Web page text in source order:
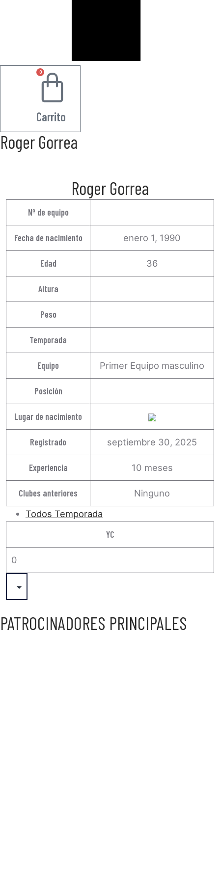
0
Carrito
Roger Gorrea
Roger Gorrea
Nº de equipo
Fecha de nacimiento enero 1, 1990
Edad 36
Altura
Peso
Temporada
Equipo Primer Equipo masculino
Posición
Lugar de nacimiento
Registrado septiembre 30, 2025
Experiencia 10 meses
Clubes anteriores
Ninguno
Todos Temporada
YC
0
PATROCINADORES PRINCIPALES